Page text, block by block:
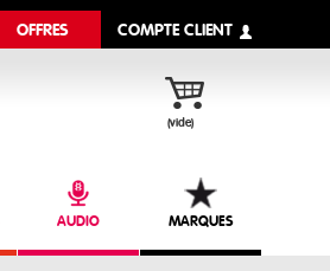
OFFRES COMPTE CLIENT
(vide)
AUDIO MARQUES